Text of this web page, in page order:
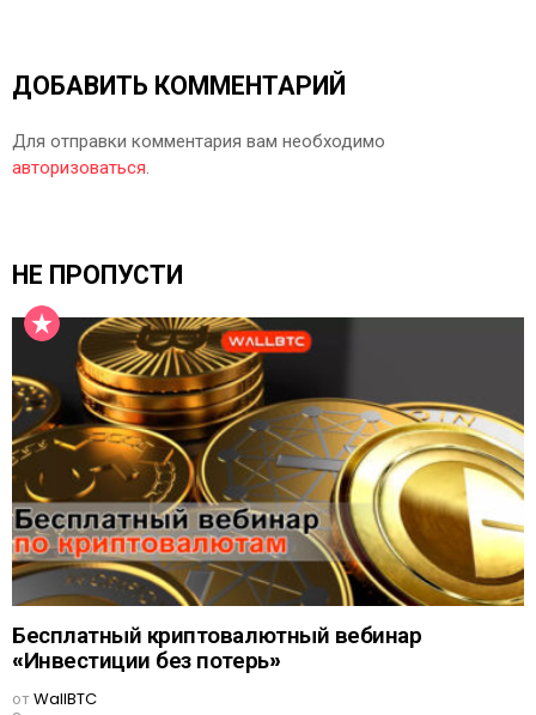
ДОБАВИТЬ КОММЕНТАРИЙ
Для отправки комментария вам необходимо
авторизоваться.
НЕ ПРОПУСТИ
Бесплатный криптовалютный вебинар
«Инвестиции без потерь»
отWallBTC